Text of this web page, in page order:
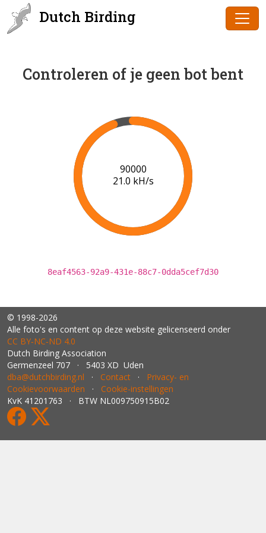
Dutch Birding
Controleren of je geen bot bent
91000
21.0 kH/s
8eaf4563-92a9-431e-88c7-0dda5cef7d30
© 1998-2026
Alle foto's en content op deze website gelicenseerd onder
CC BY‑NC‑ND 4.0
Dutch Birding Association
Germenzeel 707 · 5403 XD Uden
dba@dutchbirding.nl · Contact · Privacy- en
Cookievoorwaarden · Cookie-instellingen
KvK 41201763 · BTW NL009750915B02